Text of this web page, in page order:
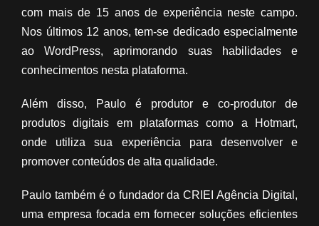
com mais de 15 anos de experiência neste campo.
Nos últimos 12 anos, tem-se dedicado especialmente
ao WordPress, aprimorando suas habilidades e
conhecimentos nesta plataforma.
Além disso, Paulo é produtor e co-produtor de
produtos digitais em plataformas como a Hotmart,
onde utiliza sua experiência para desenvolver e
promover conteúdos de alta qualidade.
Paulo também é o fundador da CRIEI Agência Digital,
uma empresa focada em fornecer soluções eficientes